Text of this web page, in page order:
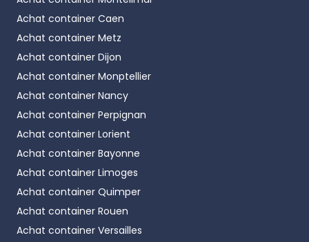
Achat container Caen
Achat container Metz
Achat container Dijon
Achat container Monptellier
Achat container Nancy
Achat container Perpignan
Achat container Lorient
Achat container Bayonne
Achat container Limoges
Achat container Quimper
Achat container Rouen
Achat container Versailles